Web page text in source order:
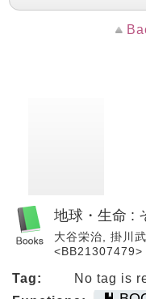
地球・生命 :
大谷栄治, 掛川
<BB21307479>
Tag:
No tag is